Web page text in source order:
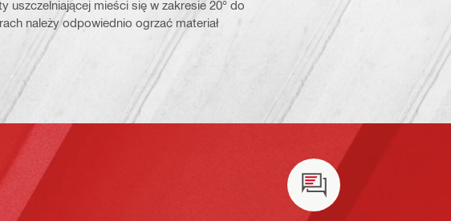
uszczelniającej mieści się w zakresie 20° do
należy odpowiednio ogrzać materiał